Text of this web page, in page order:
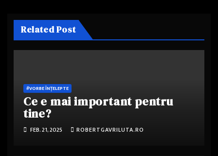
Related Post
#VORBE ÎNȚELEPTE
Ce e mai important pentru
tine?
FEB. 21, 2025 ROBERTGAVRILUTA.RO